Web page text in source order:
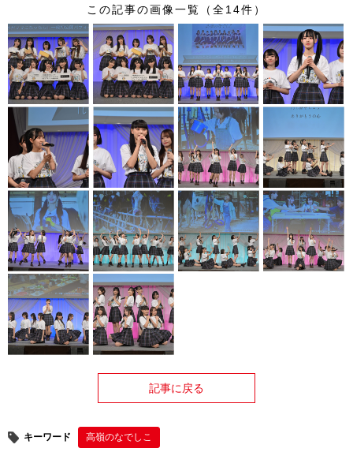
この記事の画像一覧（全14件）
記事に戻る
キーワード 高嶺のなでしこ